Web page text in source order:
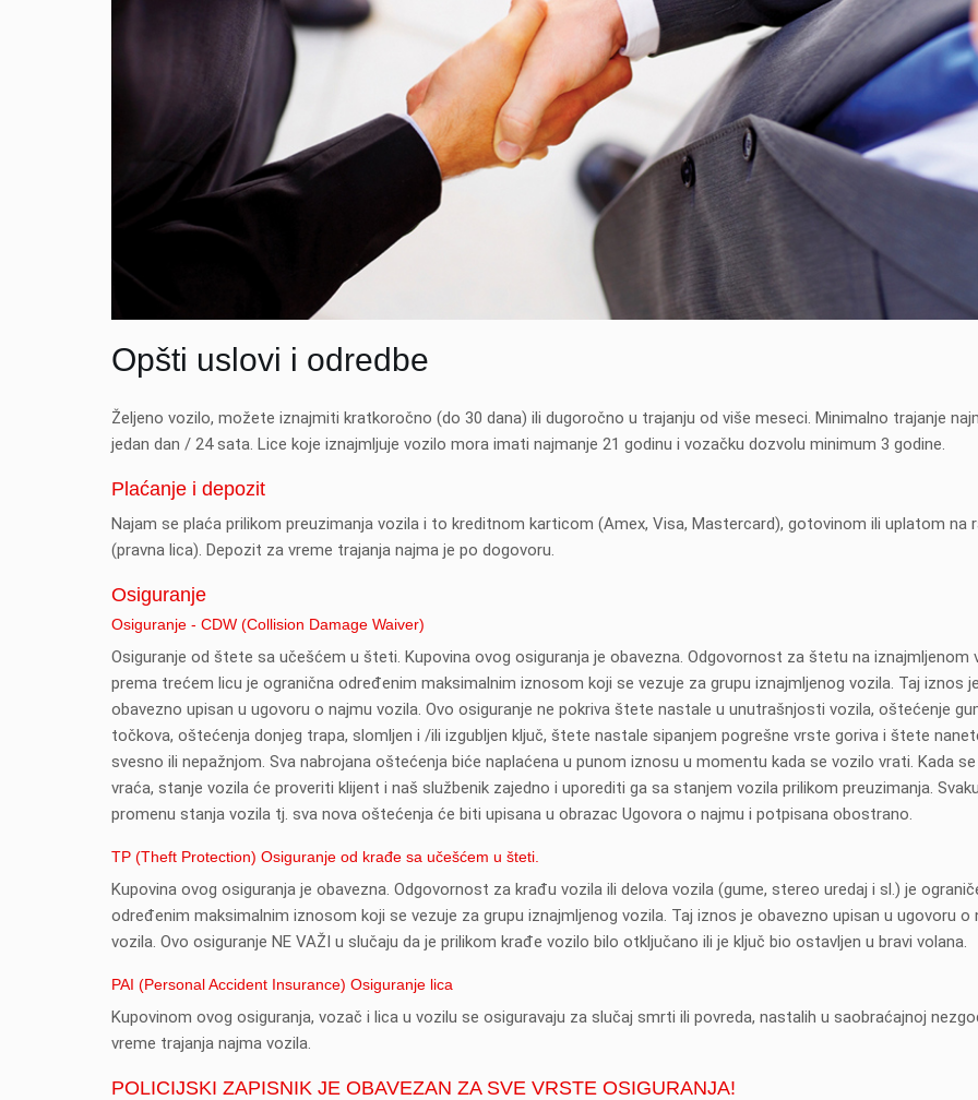
Opšti uslovi i odredbe
Željeno vozilo, možete iznajmiti kratkoročno (do 30 dana) ili dugoročno u trajanju od više meseci. Minimalno trajanje
jedan dan / 24 sata. Lice koje iznajmljuje vozilo mora imati najmanje 21 godinu i vozačku dozvolu minimum 3 godine.
Plaćanje i depozit
Najam se plaća prilikom preuzimanja vozila i to kreditnom karticom (Amex, Visa, Mastercard), gotovinom ili uplatom na
(pravna lica). Depozit za vreme trajanja najma je po dogovoru.
Osiguranje
Osiguranje - CDW (Collision Damage Waiver)
Osiguranje od štete sa učešćem u šteti. Kupovina ovog osiguranja je obavezna. Odgovornost za štetu na iznajmljenom
prema trećem licu je ogranična određenim maksimalnim iznosom koji se vezuje za grupu iznajmljenog vozila. Taj iznos
obavezno upisan u ugovoru o najmu vozila. Ovo osiguranje ne pokriva štete nastale u unutrašnjosti vozila, oštećenje
točkova, oštećenja donjeg trapa, slomljen i /ili izgubljen ključ, štete nastale sipanjem pogrešne vrste goriva i štete
svesno ili nepažnjom. Sva nabrojana oštećenja biće naplaćena u punom iznosu u momentu kada se vozilo vrati. Kada
vraća, stanje vozila će proveriti klijent i naš službenik zajedno i uporediti ga sa stanjem vozila prilikom preuzimanja.
promenu stanja vozila tj. sva nova oštećenja će biti upisana u obrazac Ugovora o najmu i potpisana obostrano.
TP (Theft Protection) Osiguranje od krađe sa učešćem u šteti.
Kupovina ovog osiguranja je obavezna. Odgovornost za krađu vozila ili delova vozila (gume, stereo uredaj i sl.) je
određenim maksimalnim iznosom koji se vezuje za grupu iznajmljenog vozila. Taj iznos je obavezno upisan u ugovoru o
vozila. Ovo osiguranje NE VAŽI u slučaju da je prilikom krađe vozilo bilo otključano ili je ključ bio ostavljen u bravi volana.
PAI (Personal Accident Insurance) Osiguranje lica
Kupovinom ovog osiguranja, vozač i lica u vozilu se osiguravaju za slučaj smrti ili povreda, nastalih u saobraćajnoj
vreme trajanja najma vozila.
POLICIJSKI ZAPISNIK JE OBAVEZAN ZA SVE VRSTE OSIGURANJA!
Rentali smo Pegeot 308 karavan
skoro celu bivsu Jug.Auto je bio
veoma udoban i komforan i po
poslovnost je prva
klasa.Preporucila bi ih u svako
musterija za sigurno.Sve pohvale!!!
Snezana Rozek iz Kanade
Stars rentacar
Odlična rent a car
Miloš Popović